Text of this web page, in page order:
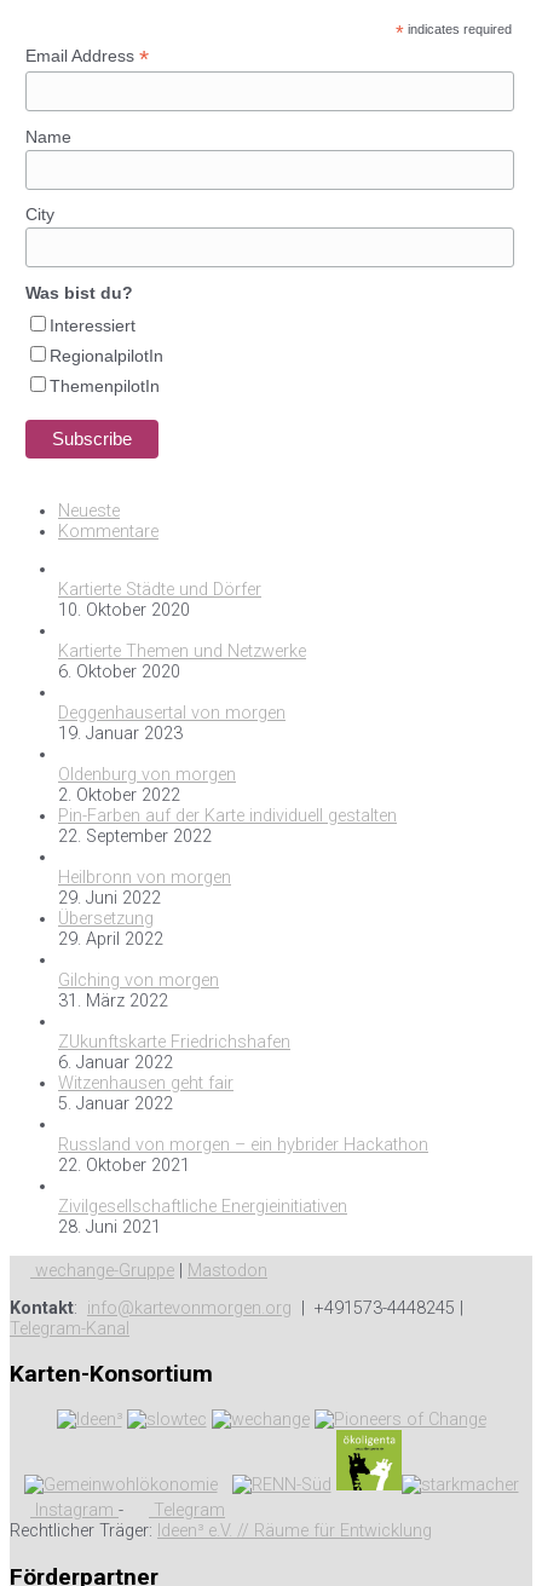
* indicates required
Email Address *
Name
City
Was bist du?
Interessiert
RegionalpilotIn
ThemenpilotIn
Neueste
Kommentare
Kartierte Städte und Dörfer
10. Oktober 2020
Kartierte Themen und Netzwerke
6. Oktober 2020
Deggenhausertal von morgen
19. Januar 2023
Oldenburg von morgen
2. Oktober 2022
Pin-Farben auf der Karte individuell gestalten
22. September 2022
Heilbronn von morgen
29. Juni 2022
Übersetzung
29. April 2022
Gilching von morgen
31. März 2022
ZUkunftskarte Friedrichshafen
6. Januar 2022
Witzenhausen geht fair
5. Januar 2022
Russland von morgen – ein hybrider Hackathon
22. Oktober 2021
Zivilgesellschaftliche Energieinitiativen
28. Juni 2021
wechange-Gruppe
Mastodon
Kontakt: info@kartevonmorgen.org | +491573-4448245 |
Telegram-Kanal
Karten-Konsortium
Instagram -
Telegram
Rechtlicher Träger: Ideen³ e.V. // Räume für Entwicklung
Förderpartner